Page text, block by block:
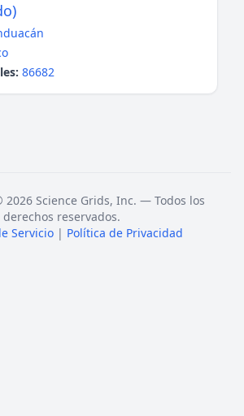
86682
2026 Science Grids, Inc. — Todos los
derechos reservados.
Servicio | Política de Privacidad